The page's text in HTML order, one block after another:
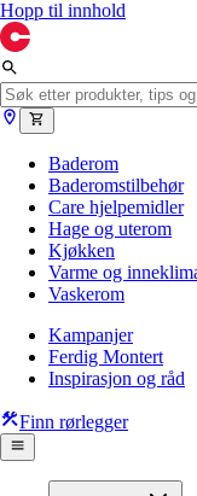
Hopp til innhold
Baderom
Baderomstilbehør
Care hjelpemidler
Hage og uterom
Kjøkken
Varme og
Vaskerom
Kampanjer
Ferdig Montert
Inspirasjon og råd
Finn rørlegger